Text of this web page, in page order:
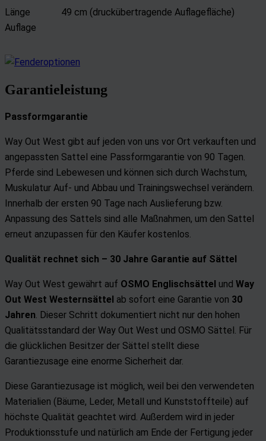
Länge
Auflage
49 cm (druckübertragende Auflagefläche)
Garantieleistung
Passformgarantie
Way Out West gibt auf jeden von uns vor Ort verkauften und
angepassten Sattel eine Passformgarantie von 90 Tagen.
Pferde sind Lebewesen und können sich durch Wachstum,
Muskulatur Auf- und Abbau und Trainingswechsel verändern.
Innerhalb der ersten 90 Tage nach Auslieferung bzw.
Anpassung des Sattels sind alle Maßnahmen, um den Sattel
erneut anzupassen für den Käufer kostenlos.
Qualität rechnet sich – 30 Jahre Garantie auf Sättel
Way Out West gewährt auf OSMO Englischsättel und Way
Out West Westernsättel ab sofort eine Garantie von 30
Jahren . Dieser Schritt dokumentiert nicht nur den hohen
Qualitätsstandard der Way Out West und OSMO Sättel. Für
die glücklichen Besitzer der Sättel stellt diese
Garantiezusage eine enorme Sicherheit dar.
Diese Garantiezusage ist möglich, weil bei den verwendeten
Materialien (Bäume, Leder, Metall und Kunststoffteile) auf
höchste Qualität geachtet wird. Außerdem wird in jeder
Produktionsstufe und natürlich am Ende der Fertigung jeder